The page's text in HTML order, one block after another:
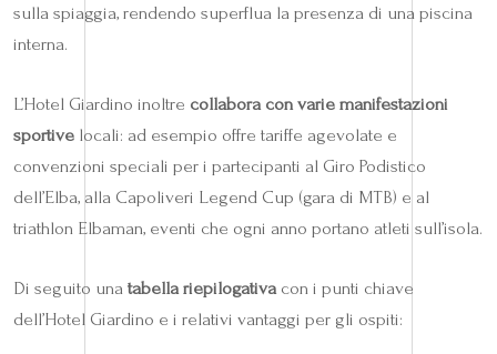
sulla spiaggia, rendendo superflua la presenza di una piscina
interna.
L’Hotel Giardino inoltre collabora con varie manifestazioni
sportive locali: ad esempio offre tariffe agevolate e
convenzioni speciali per i partecipanti al Giro Podistico
dell’Elba, alla Capoliveri Legend Cup (gara di MTB) e al
triathlon Elbaman, eventi che ogni anno portano atleti sull’isola.
Di seguito una tabella riepilogativacon i punti chiave
dell’Hotel Giardino e i relativi vantaggi per gli ospiti: